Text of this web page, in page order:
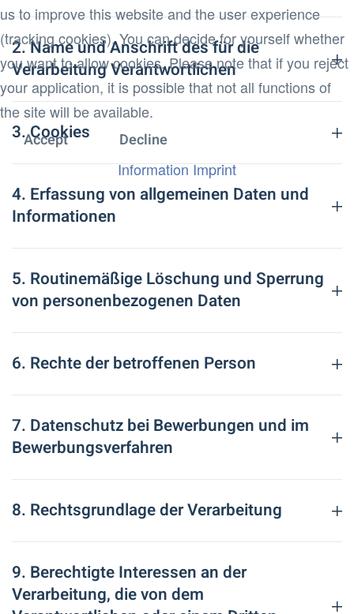
2. Name und Anschrift des für die
Verarbeitung Verantwortlichen
3. Cookies
4. Erfassung von allgemeinen Daten und
Informationen
5. Routinemäßige Löschung und Sperrung
von personenbezogenen Daten
6. Rechte der betroffenen Person
7. Datenschutz bei Bewerbungen und im
Bewerbungsverfahren
8. Rechtsgrundlage der Verarbeitung
9. Berechtigte Interessen an der
Verarbeitung, die von dem
us to improve this website and the user experience
(tracking cookies). You can decide for yourself whether
you want to allow cookies. Please note that if you reject
your application, it is possible that not all functions of
the site will be available.
Accept Decline
Information Imprint